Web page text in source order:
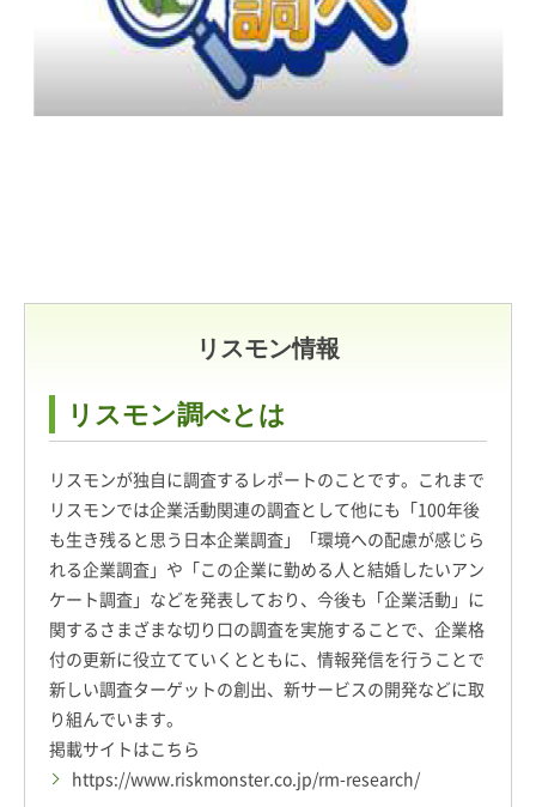
リスモン情報
リスモン調べとは
リスモンが独自に調査するレポートのことです。これまで
リスモンでは企業活動関連の調査として他にも「100年後
も生き残ると思う日本企業調査」「環境への配慮が感じら
れる企業調査」や「この企業に勤める人と結婚したいアン
ケート調査」などを発表しており、今後も「企業活動」に
関するさまざまな切り口の調査を実施することで、企業格
付の更新に役立てていくとともに、情報発信を行うことで
新しい調査ターゲットの創出、新サービスの開発などに取
り組んでいます。
掲載サイトはこちら
https://www.riskmonster.co.jp/rm-research/